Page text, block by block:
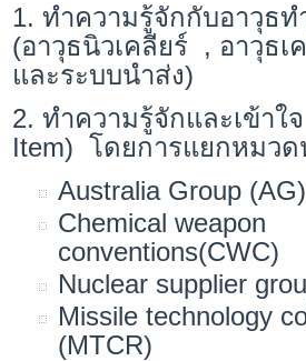
1. ทำความรู้จักกับอาวุธท
(อาวุธนิวเคลียร์ , อาวุธเ
และระบบนำส่ง)
2. ทำความรู้จักและเข้าใ
Item) โดยการแยกหมวด
Australia Group (AG)
Chemical weapon
conventions(CWC)
Nuclear supplier
Missile technology
(MTCR)